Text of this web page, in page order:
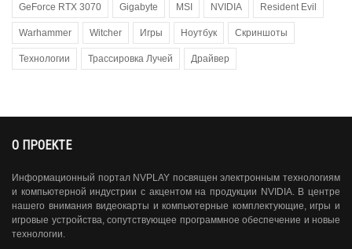
GeForce RTX 3070 Gigabyte MSI NVIDIA Resident Evil
Warhammer Witcher Игры Ноутбук Скриншоты
Технологии Трассировка Лучей Драйвер
О ПРОЕКТЕ
Информационный портал NVPLAY посвящен электронным технологиям
и компьютерной индустрии с акцентом на продукции NVIDIA. В центре
нашего внимания видеокарты и компьютерные комплектующие, игры и
игровые устройства, сопутствующее программное обеспечение и новые
технологии.